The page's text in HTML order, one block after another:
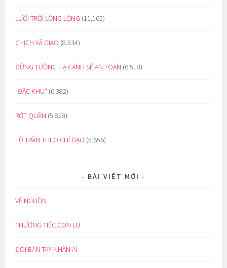
LƯỚI TRỜI LỒNG LỘNG (11.165)
CHỊCH XÃ GIAO (8.534)
ĐỪNG TƯỞNG HẠ CÁNH SẼ AN TOÀN (6.518)
“ĐẶC KHU” (6.382)
RỚT QUẦN (5.828)
TỪ TRẦN THEO CHỈ ĐẠO (5.656)
BÀI VIẾT MỚI
VỀ NGUỒN
THƯƠNG TIẾC CON LU
ĐÔI BÀN TAY NHÂN ÁI